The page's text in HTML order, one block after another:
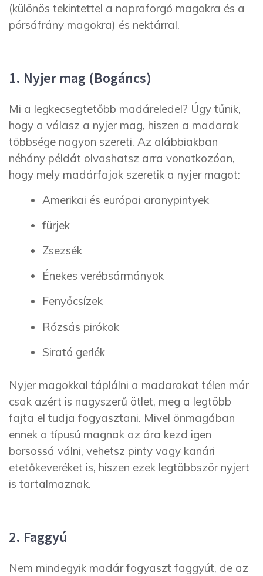
(különös tekintettel a napraforgó magokra és a
pórsáfrány magokra) és nektárral.
1. Nyjer mag (Bogáncs)
Mi a legkecsegtetőbb madáreledel? Úgy tűnik,
hogy a válasz a nyjer mag, hiszen a madarak
többsége nagyon szereti. Az alábbiakban
néhány példát olvashatsz arra vonatkozóan,
hogy mely madárfajok szeretik a nyjer magot:
Amerikai és európai aranypintyek
fürjek
Zsezsék
Énekes verébsármányok
Fenyőcsízek
Rózsás pirókok
Sirató gerlék
Nyjer magokkal táplálni a madarakat télen már
csak azért is nagyszerű ötlet, meg a legtöbb
fajta el tudja fogyasztani. Mivel önmagában
ennek a típusú magnak az ára kezd igen
borsossá válni, vehetsz pinty vagy kanári
etetőkeveréket is, hiszen ezek legtöbbször nyjert
is tartalmaznak.
2. Faggyú
Nem mindegyik madár fogyaszt faggyút, de az